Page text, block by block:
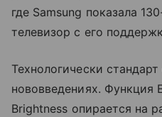
где Samsung показала
телевизор с его
Технологически
нововведениях. Функция
Brightness опирается на